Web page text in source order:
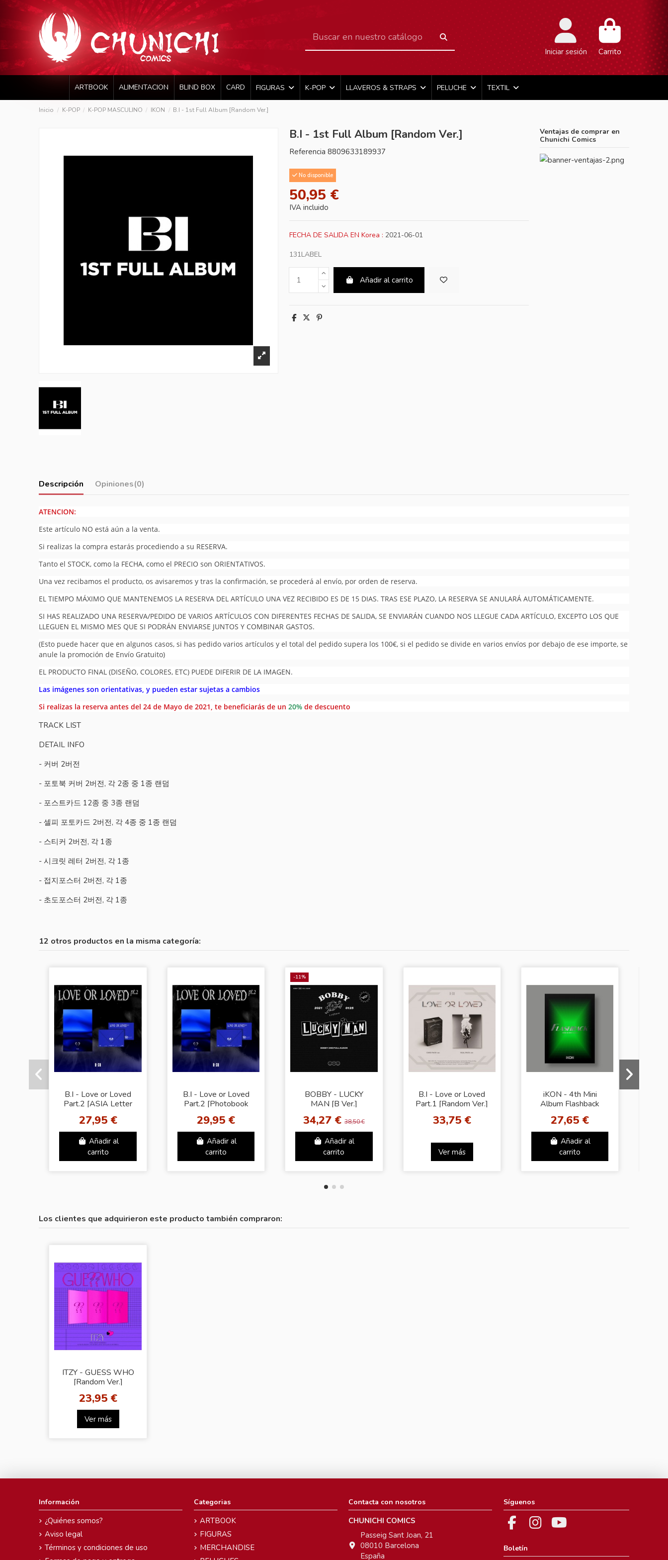
Iniciar sesión Carrito
ARTBOOK ALIMENTACION BLIND BOX CARD FIGURAS K-POP LLAVEROS & STRAPS PELUCHE TEXTIL
Inicio K-POP K-POP MASCULINO IKON B.I - 1st Full Album [Random Ver.]
B.I - 1st Full Album [Random Ver.]
Referencia 8809633189937
No disponible
50,95 €
IVA incluido
FECHA DE SALIDA EN Korea : 2021-06-01
131LABEL
Añadir al carrito
Ventajas de comprar en
Chunichi Comics
Descripción Opiniones(0)
ATENCION:
Este artículo NO está aún a la venta.
Si realizas la compra estarás procediendo a su RESERVA.
Tanto el STOCK, como la FECHA, como el PRECIO son ORIENTATIVOS.
Una vez recibamos el producto, os avisaremos y tras la confirmación, se procederá al envío, por orden de reserva.
EL TIEMPO MÁXIMO QUE MANTENEMOS LA RESERVA DEL ARTÍCULO UNA VEZ RECIBIDO ES DE 15 DIAS. TRAS ESE PLAZO, LA RESERVA SE ANULARÁ AUTOMÁTICAMENTE.
SI HAS REALIZADO UNA RESERVA/PEDIDO DE VARIOS ARTÍCULOS CON DIFERENTES FECHAS DE SALIDA, SE ENVIARÁN CUANDO NOS LLEGUE CADA ARTÍCULO, EXCEPTO LOS QUE
LLEGUEN EL MISMO MES QUE SI PODRÁN ENVIARSE JUNTOS Y COMBINAR GASTOS.
(Esto puede hacer que en algunos casos, si has pedido varios artículos y el total del pedido supera los 100€, si el pedido se divide en varios envíos por debajo de ese importe, se
anule la promoción de Envío Gratuito)
EL PRODUCTO FINAL (DISEÑO, COLORES, ETC) PUEDE DIFERIR DE LA IMAGEN.
Las imágenes son orientativas, y pueden estar sujetas a cambios
Si realizas la reserva antes del 24 de Mayo de 2021, te beneficiarás de un 20% de descuento
TRACK LIST
DETAIL INFO
- 커버 2버전
- 포토북 커버 2버전, 각 2종 중 1종 랜덤
- 포스트카드 12종 중 3종 랜덤
- 셀피 포토카드 2버전, 각 4종 중 1종 랜덤
- 스티커 2버전, 각 1종
- 시크릿 레터 2버전, 각 1종
- 접지포스터 2버전, 각 1종
- 초도포스터 2버전, 각 1종
12 otros productos en la misma categoría:
B.I - Love or Loved
Part.2 [ASIA Letter
27,95 €
Añadir al
carrito
B.I - Love or Loved
Part.2 [Photobook
29,95 €
Añadir al
carrito
-11%
BOBBY - LUCKY
MAN [B Ver.]
34,27 € 38,50 €
Añadir al
carrito
B.I - Love or Loved
Part.1 [Random Ver.]
33,75 €
Ver más
iKON - 4th Mini
Album Flashback
(Random Ver.
Red/Green)
27,65 €
Añadir al
carrito
Los clientes que adquirieron este producto también compraron:
ITZY - GUESS WHO
[Random Ver.]
23,95 €
Ver más
Información
¿Quiénes somos?
Aviso legal
Términos y condiciones de uso
Categorias
ARTBOOK
FIGURAS
MERCHANDISE
Contacta con nosotros
CHUNICHI COMICS
Passeig Sant Joan, 21
08010 Barcelona
España
Síguenos
Boletín